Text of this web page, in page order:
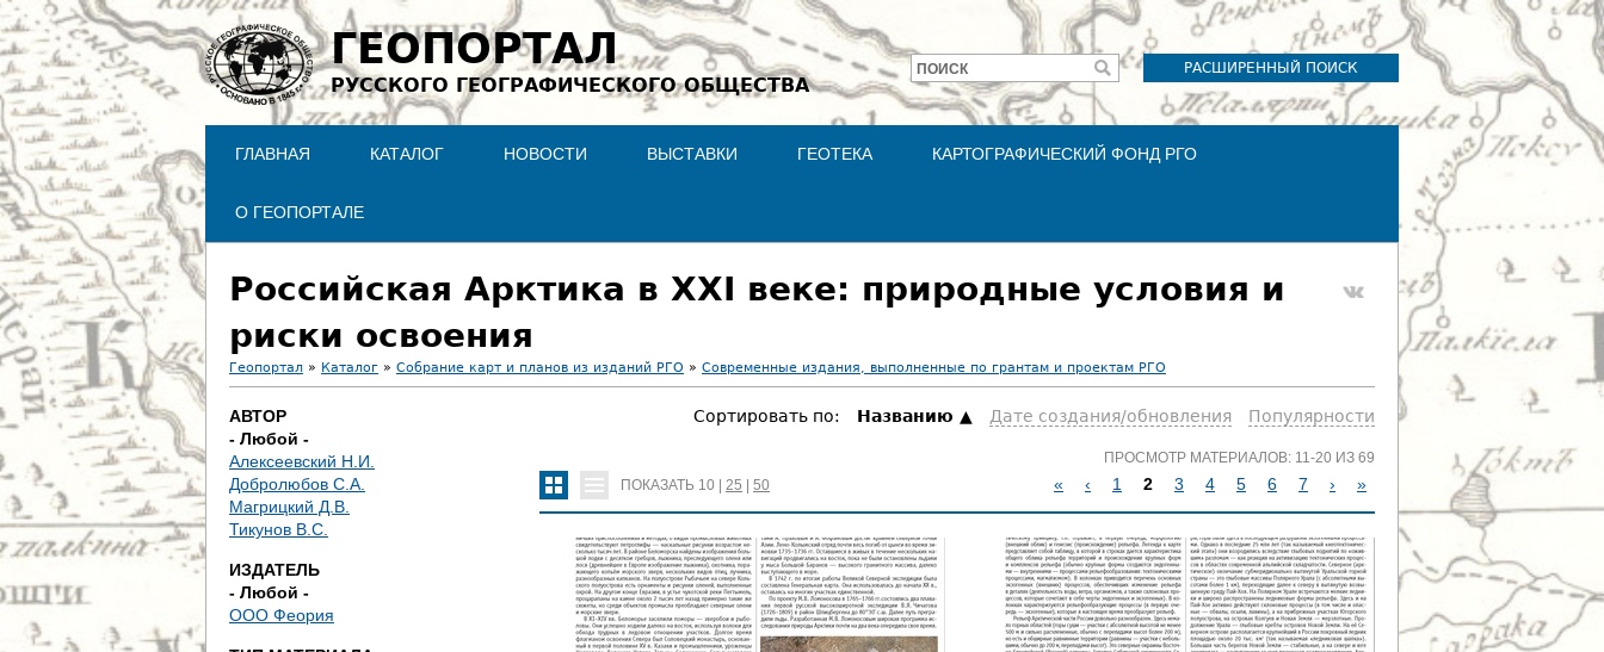
Jump to navigation
ГЕОПОРТАЛ
РУССКОГО ГЕОГРАФИЧЕСКОГО ОБЩЕСТВА
РАСШИРЕННЫЙ ПОИСК
Форма
поиска
ПОИСК
ГЛАВНАЯ КАТАЛОГ НОВОСТИ ВЫСТАВКИ ГЕОТЕКА КАРТОГРАФИЧЕСКИЙ ФОНД РГО
О ГЕОПОРТАЛЕ
Российская Арктика в XXI веке: природные условия и
риски освоения
В
ы
з
д
е
Геопортал » Каталог » Собрание карт и планов из изданий РГО » Современные издания, выполненные по грантам и проектам РГО
АВТОР
- Любой -
Алексеевский Н.И.
Добролюбов С.А.
Магрицкий Д.В.
Тикунов В.С.
ИЗДАТЕЛЬ
- Любой -
ООО Феория
Сортировать по: Hазванию Дате создания/обновления Популярности
ПОКАЗАТЬ 10 25 50
ПРОСМОТР МАТЕРИАЛОВ: 11-20 ИЗ 69
С
Т
Р
« ‹ 1 2 3 4 5 6 7 › »